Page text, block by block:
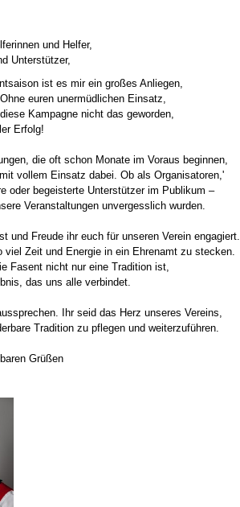
und Helfer,
Unterstützer,
ist es mir ein großes Anliegen,
euren unermüdlichen Einsatz,
Kampagne nicht das geworden,
Erfolg!
die oft schon Monate im Voraus beginnen,
vollem Einsatz dabei. Ob als Organisatoren,'
oder begeisterte Unterstützer im Publikum –
Veranstaltungen unvergesslich wurden.
Freude ihr euch für unseren Verein engagiert.
Zeit und Energie in ein Ehrenamt zu stecken.
Fasent nicht nur eine Tradition ist,
das uns alle verbindet.
Ihr seid das Herz unseres Vereins,
Tradition zu pflegen und weiterzuführen.
Grüßen